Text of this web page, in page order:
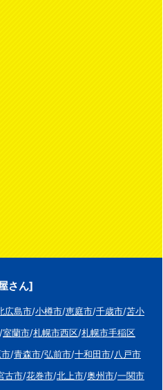
さん]
広島市/小樽市/恵庭市/千歳市/苫小
/室蘭市/札幌市西区/札幌市手稲区
/青森市/弘前市/十和田市/八戸市
古市/花巻市/北上市/奥州市/一関市